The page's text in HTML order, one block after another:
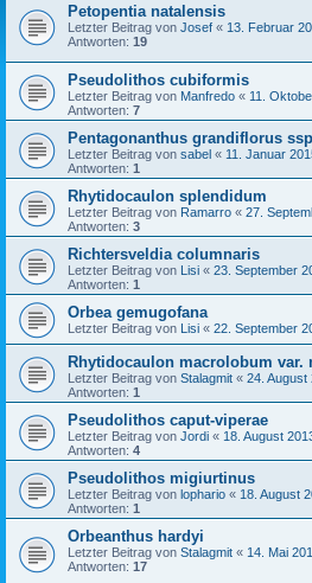
Petopentia natalensis
Letzter Beitrag von Josef « 13. Februar
Antworten: 19
Pseudolithos cubiformis
Letzter Beitrag von Manfredo « 11.
Antworten: 7
Pentagonanthus grandiflorus
Letzter Beitrag von sabel « 11. Januar
Antworten: 1
Rhytidocaulon splendidum
Letzter Beitrag von Ramarro « 27.
Antworten: 3
Richtersveldia columnaris
Letzter Beitrag von Lisi « 23. September
Antworten: 1
Orbea gemugofana
Letzter Beitrag von Lisi « 22. September
Rhytidocaulon macrolobum var.
Letzter Beitrag von Stalagmit « 24. August
Antworten: 1
Pseudolithos caput-viperae
Letzter Beitrag von Jordi « 18. August
Antworten: 4
Pseudolithos migiurtinus
Letzter Beitrag von lophario « 18. August
Antworten: 1
Orbeanthus hardyi
Letzter Beitrag von Stalagmit « 14. Mai
Antworten: 17